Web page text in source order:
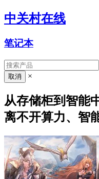
中关村在线
笔记本
×
从存储柜到智能
离不开算力、智